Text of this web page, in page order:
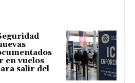
en vuelos
salir del